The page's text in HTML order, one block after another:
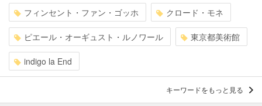
フィンセント・ファン・ゴッホ クロード・モネ
ピエール・オーギュスト・ルノワール 東京都美術館
indigo la End
キーワードをもっと見る